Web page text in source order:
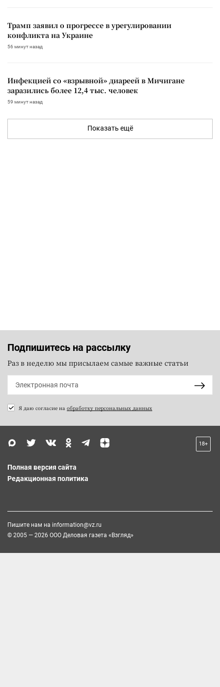
Трамп заявил о прогрессе в урегулировании
конфликта на Украине
56 минут назад
Инфекцией со «взрывной» диареей в Мичигане
заразились более 12,4 тыс. человек
59 минут назад
Показать ещё
Подпишитесь на рассылку
Раз в неделю мы присылаем самые важные статьи
Я даю согласие на обработку персональных данных
18+
Полная версия сайта
Редакционная политика
Пишите нам на information@vz.ru
© 2005 — 2026 ООО Деловая газета «Взгляд»